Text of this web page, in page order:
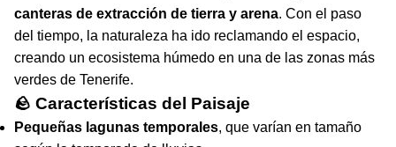
canteras de extracción de tierra y arena. Con el paso
del tiempo, la naturaleza ha ido reclamando el espacio,
creando un ecosistema húmedo en una de las zonas más
verdes de Tenerife.
🪨 Características del Paisaje
Pequeñas lagunas temporales, que varían en tamaño